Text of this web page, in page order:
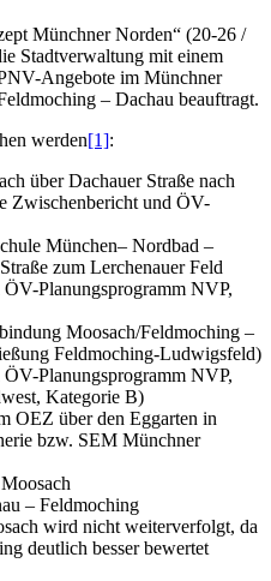
Münchner Norden“ (20-26 /
Stadtverwaltung mit einem
Angebote im Münchner
– Dachau beauftragt.
werden[1]:
über Dachauer Straße nach
Zwischenbericht und ÖV-
München– Nordbad –
zum Lerchenauer Feld
Planungsprogramm NVP,
Moosach/Feldmoching –
Feldmoching-Ludwigsfeld)
Planungsprogramm NVP,
Kategorie B)
OEZ über den Eggarten in
bzw. SEM Münchner
– Feldmoching
wird nicht weiterverfolgt, da
deutlich besser bewertet